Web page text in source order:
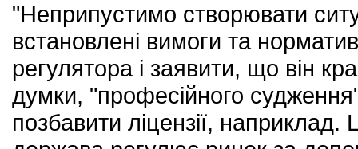
"Неприпустимо створювати
встановлені вимоги та
регулятора і заявити, що він
думки, "професійного
позбавити ліцензії,